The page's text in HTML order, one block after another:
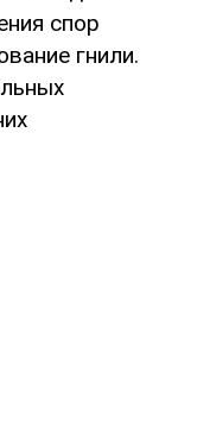
спор
гнили.